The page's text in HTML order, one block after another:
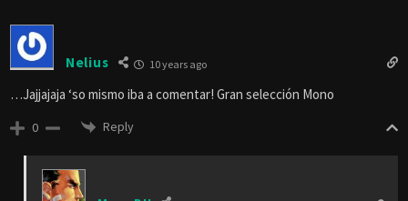
Nelius 10 years ago
…Jajjajaja ‘so mismo iba a comentar! Gran selección Mono
0 Reply